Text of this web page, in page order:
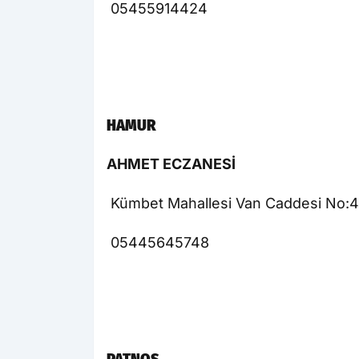
05455914424
HAMUR
AHMET ECZANESİ
Kümbet Mahallesi Van Caddesi
05445645748